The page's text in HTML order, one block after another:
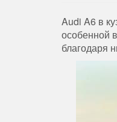
Audi A6 в
особенной
благодаря